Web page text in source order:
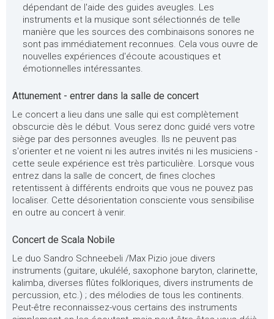
dépendant de l'aide des guides aveugles. Les
instruments et la musique sont sélectionnés de telle
manière que les sources des combinaisons sonores ne
sont pas immédiatement reconnues. Cela vous ouvre de
nouvelles expériences d'écoute acoustiques et
émotionnelles intéressantes.
Attunement - entrer dans la salle de concert
Le concert a lieu dans une salle qui est complètement
obscurcie dès le début. Vous serez donc guidé vers votre
siège par des personnes aveugles. Ils ne peuvent pas
s'orienter et ne voient ni les autres invités ni les musiciens -
cette seule expérience est très particulière. Lorsque vous
entrez dans la salle de concert, de fines cloches
retentissent à différents endroits que vous ne pouvez pas
localiser. Cette désorientation consciente vous sensibilise
en outre au concert à venir.
Concert de Scala Nobile
Le duo Sandro Schneebeli /Max Pizio joue divers
instruments (guitare, ukulélé, saxophone baryton, clarinette,
kalimba, diverses flûtes folkloriques, divers instruments de
percussion, etc.) ; des mélodies de tous les continents.
Peut-être reconnaissez-vous certains des instruments